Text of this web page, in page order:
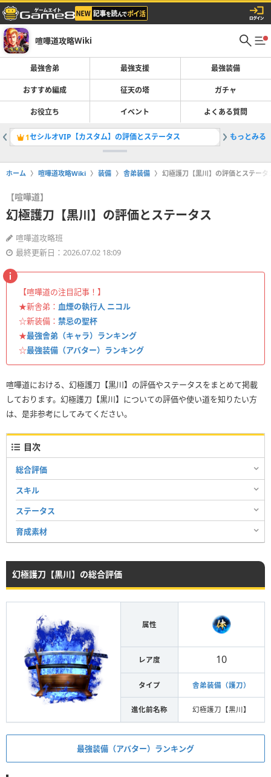
喧嘩道攻略Wiki
最強舎弟 最強支援 最強装備
おすすめ編成 征天の塔 ガチャ
お役立ち イベント よくある質問
1セシルオVIP【カスタム】の評価とステータス もっとみる
ホーム 喧嘩道攻略Wiki 装備 舎弟装備 幻極護刀【黒川】の評価とステータ
【喧嘩道】
幻極護刀【黒川】の評価とステータス
喧嘩道攻略班
最終更新日：2026.07.02 18:09
【喧嘩道の注目記事！】
★新舎弟： 血煙の執行人 ニコル
☆新装備： 禁忌の聖杯
★最強舎弟（キャラ）ランキング
☆最強装備（アバター）ランキング
喧嘩道における、幻極護刀【黒川】の評価やステータスをまとめて掲載
しております。幻極護刀【黒川】についての評価や使い道を知りたい方
は、是非参考にしてみてください。
目次
総合評価
スキル
ステータス
育成素材
幻極護刀【黒川】の総合評価
属性
レア度 10
タイプ 舎弟装備（護刀）
進化前名称 幻極護刀【黒川】
最強装備（アバター）ランキング